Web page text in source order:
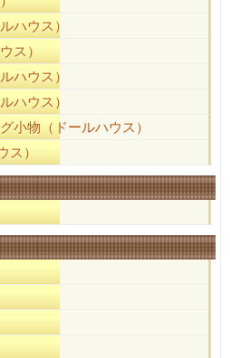
ハウス）
ス）
ハウス）
ハウス）
小物（ドールハウス）
）